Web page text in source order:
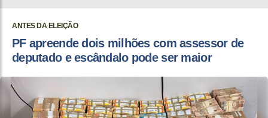
ANTES DA ELEIÇÃO
PF apreende dois milhões com assessor de
deputado e escândalo pode ser maior